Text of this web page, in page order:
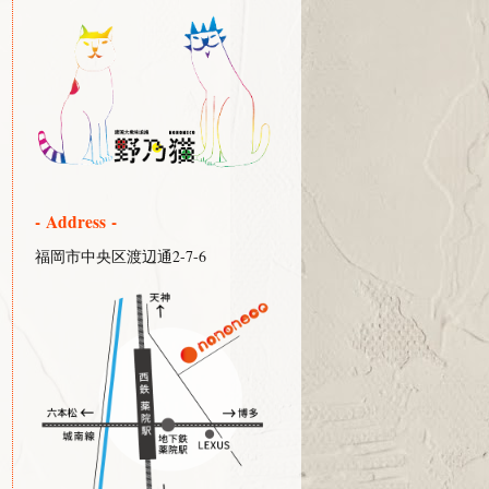
- Address -
福岡市中央区渡辺通2-7-6